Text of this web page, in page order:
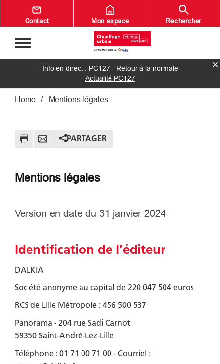
Aller au contenu principal
Contact Mon espace Rechercher
Info en direct : PC127 - Retour à la normale
Actualité PC127
Fil d'Ariane
Home Mentions légales
PARTAGER
Mentions légales
Version en date du 31 janvier 2024
Identification de l’éditeur
DALKIA
Société anonyme au capital de 220 047 504 euros
RCS de Lille Métropole : 456 500 537
Panorama - 204 rue Sadi Carnot
59350 Saint-André-Lez-Lille
Téléphone : 01 71 00 71 00 - Courriel :